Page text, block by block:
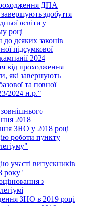
ДПА
завершують здобуття
освіти у
році
деяких законів
підсумкової
2024
від проходження
які завершують
та повної
2024 н.р."
зовнішнього
2018
ЗНО у 2018 році
роботи пункту
участі випускників
року"
з
ЗНО в 2019 році